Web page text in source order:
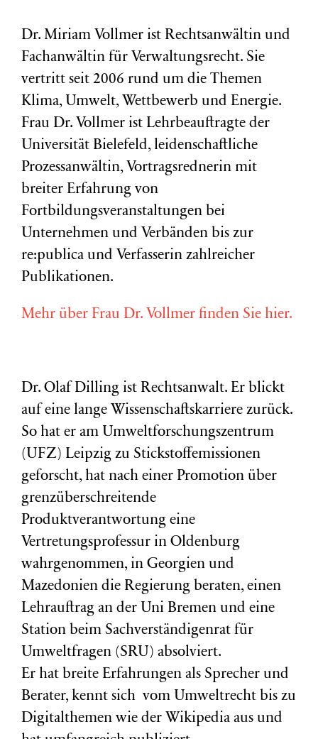
Dr. Miriam Vollmer ist Rechtsanwältin und
Fachanwältin für Verwaltungsrecht. Sie
vertritt seit 2006 rund um die Themen
Klima, Umwelt, Wettbewerb und Energie.
Frau Dr. Vollmer ist Lehrbeauftragte der
Universität Bielefeld, leidenschaftliche
Prozessanwältin, Vortragsrednerin mit
breiter Erfahrung von
Fortbildungsveranstaltungen bei
Unternehmen und Verbänden bis zur
re:publica und Verfasserin zahlreicher
Publikationen.
Mehr über Frau Dr. Vollmer finden Sie hier.
Dr. Olaf Dilling ist Rechtsanwalt. Er blickt
auf eine lange Wissenschaftskarriere zurück.
So hat er am Umweltforschungszentrum
(UFZ) Leipzig zu Stickstoffemissionen
geforscht, hat nach einer Promotion über
grenzüberschreitende
Produktverantwortung eine
Vertretungsprofessur in Oldenburg
wahrgenommen, in Georgien und
Mazedonien die Regierung beraten, einen
Lehrauftrag an der Uni Bremen und eine
Station beim Sachverständigenrat für
Umweltfragen (SRU ) absolviert.
Er hat breite Erfahrungen als Sprecher und
Berater, kennt sich vom Umweltrecht bis zu
Digitalthemen wie der Wikipedia aus und